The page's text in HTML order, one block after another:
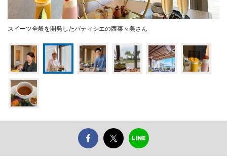
スイーツ全般を開発したパティシエの西菜々美さん